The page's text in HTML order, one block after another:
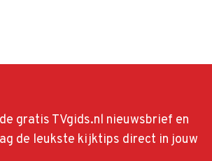
gratis TVgids.nl nieuwsbrief en
de leukste kijktips direct in jouw